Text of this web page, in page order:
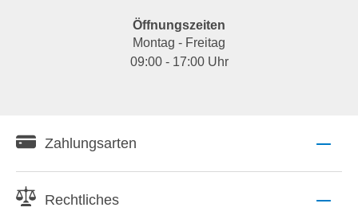
Öffnungszeiten
Montag - Freitag
09:00 - 17:00 Uhr
Zahlungsarten
Rechtliches